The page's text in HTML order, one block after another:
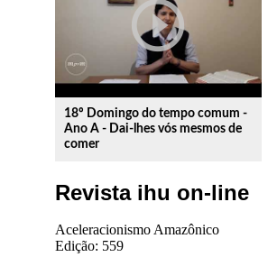
play_circle_outline
18º Domingo do tempo comum -
Ano A - Dai-lhes vós mesmos de
comer
Revista ihu on-line
Aceleracionismo Amazônico
Edição: 559